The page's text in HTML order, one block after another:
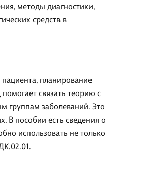
методы диагностики,
средств в
планирование
связать теорию с
группам заболеваний. Это
В пособии есть сведения о
использовать не только